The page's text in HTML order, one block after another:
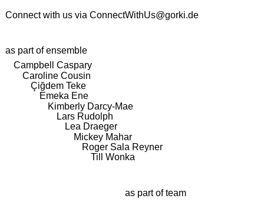
Connect with us via ConnectWithUs@gorki.de
as part of ensemble
Campbell Caspary
Caroline Cousin
Çiğdem Teke
Emeka Ene
Kimberly Darcy-Mae
Lars Rudolph
Lea Draeger
Mickey Mahar
Roger Sala Reyner
Till Wonka
as part of team